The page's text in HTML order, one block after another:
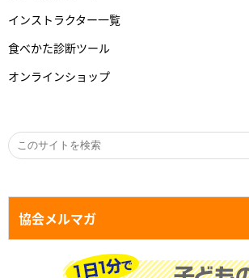
インストラクター一覧
食べかた診断ツール
オンラインショップ
協会メルマガ